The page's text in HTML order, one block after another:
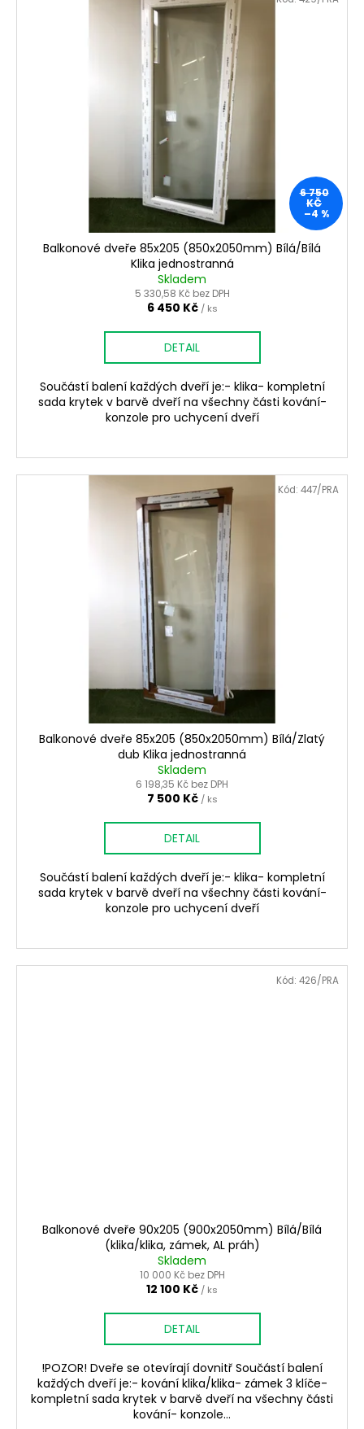
6 750
KČ
–4 %
Balkonové dveře 85x205 (850x2050mm) Bílá/Bílá
Klika jednostranná
Skladem
5 330,58 Kč bez DPH
6 450 Kč / ks
DETAIL
Součástí balení každých dveří je:- klika- kompletní
sada krytek v barvě dveří na všechny části kování-
konzole pro uchycení dveří
Balkonové dveře 85x205 (850x2050mm) Bílá/Zlatý
dub Klika jednostranná
Skladem
6 198,35 Kč bez DPH
7 500 Kč / ks
DETAIL
Součástí balení každých dveří je:- klika- kompletní
sada krytek v barvě dveří na všechny části kování-
konzole pro uchycení dveří
Kód: 447/PRA
Balkonové dveře 90x205 (900x2050mm) Bílá/Bílá
(klika/klika, zámek, AL práh)
Skladem
10 000 Kč bez DPH
12 100 Kč / ks
DETAIL
!POZOR! Dveře se otevírají dovnitř Součástí balení
každých dveří je:- kování klika/klika- zámek 3 klíče-
kompletní sada krytek v barvě dveří na všechny části
kování- konzole...
Kód: 426/PRA